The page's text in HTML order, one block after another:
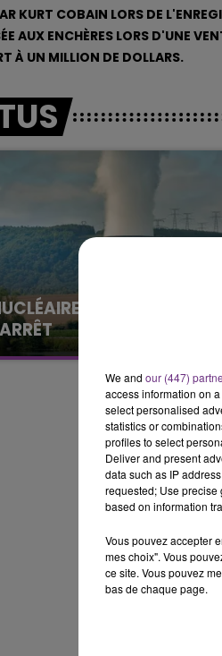
KURT COBAIN LORS DE
AUX ENCHÈRES LORS D'UNE
À UN MILLION DE DOLLARS.
DE CHOOZ
que la centrale
est à l'arrêt. Une situation
intense qui est
We and our (447)
access information on
select personalised
statistics or
profiles to select
Deliver and present
data such as IP
requested; Use precise
based on information
Vous pouvez accepter
mes choix". Vous
ce site. Vous pouvez
bas de chaque page.